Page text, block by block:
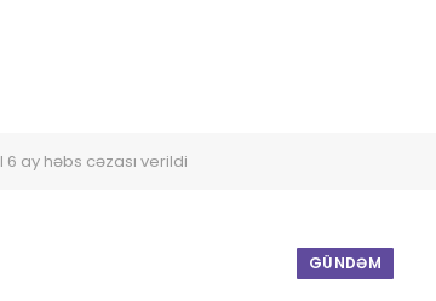
ay həbs cəzası verildi
GÜNDƏM